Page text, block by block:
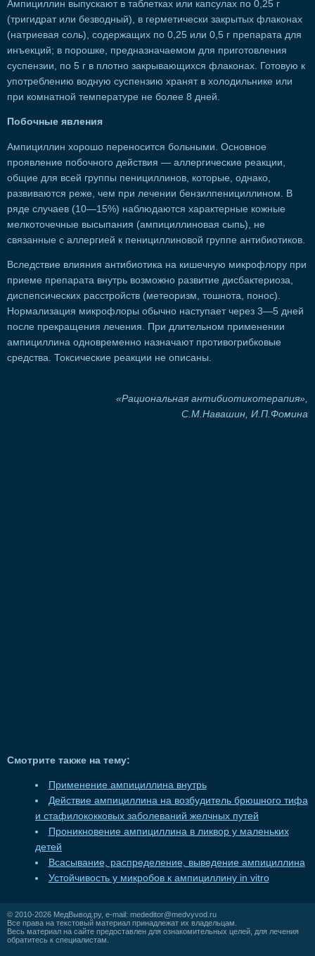
Ампициллин выпускают в таблетках или капсулах по 0,25 г
(тригидрат или безводный), в герметически закрытых флаконах
(натриевая соль), содержащих по 0,25 или 0,5 г препарата для
инъекций; в порошке, предназначаемом для приготовления
суспензии, по 5 г в плотно закрывающихся флаконах. Готовую к
употреблению водную суспензию хранят в холодильнике или
при комнатной температуре не более 8 дней.
Побочные явления
Ампициллин хорошо переносится больными. Основное
проявление побочного действия — аллергические реакции,
общие для всей группы пенициллинов, которые, однако,
развиваются реже, чем при лечении бензилпенициллином. В
ряде случаев (10—15%) наблюдаются характерные кожные
мелкоточечные высыпания (ампициллиновая сыпь), не
связанные с аллергией к пенициллиновой группе антибиотиков.
Вследствие влияния антибиотика на кишечную микрофлору при
приеме препарата внутрь возможно развитие дисбактериоза,
диспепсических расстройств (метеоризм, тошнота, понос).
Нормализация микрофлоры обычно наступает через 3—5 дней
после прекращения лечения. При длительном применении
ампициллина одновременно назначают противогрибковые
средства. Токсические реакции не описаны.
«Рациональная антибиотикотерапия»,
С.М.Навашин, И.П.Фомина
Смотрите также на тему:
Применение ампициллина внутрь
Действие ампициллина на возбудитель брюшного тифа
и стафилококковых заболеваний желчных путей
Проникновение ампициллина в ликвор у маленьких
детей
Всасывание, распределение, выведение ампициллина
Устойчивость у микробов к ампициллину in vitro
© 2010-2026 МедВывод.ру, e-mail: mededitor@medvyvod.ru
Все права на текстовый материал принадлежат их владельцам.
Весь материал на сайте предоставлен для ознакомительных целей, для лечения
обратитесь к специалистам.